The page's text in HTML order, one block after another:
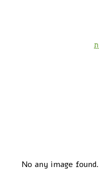
No any image